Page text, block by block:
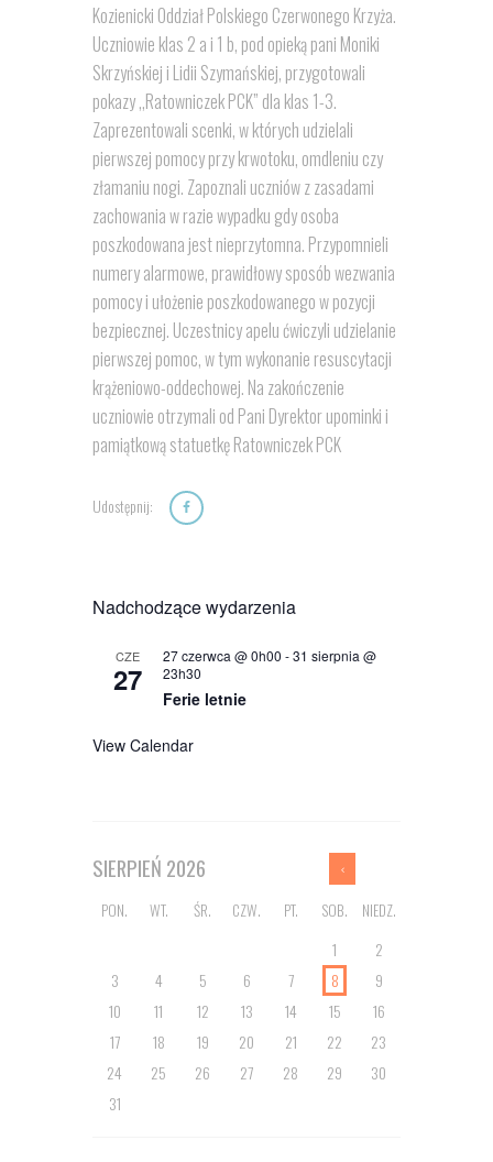
Kozienicki Oddział Polskiego Czerwonego Krzyża.
Uczniowie klas 2 a i 1 b, pod opieką pani Moniki
Skrzyńskiej i Lidii Szymańskiej, przygotowali
pokazy ,,Ratowniczek PCK” dla klas 1-3.
Zaprezentowali scenki, w których udzielali
pierwszej pomocy przy krwotoku, omdleniu czy
złamaniu nogi. Zapoznali uczniów z zasadami
zachowania w razie wypadku gdy osoba
poszkodowana jest nieprzytomna. Przypomnieli
numery alarmowe, prawidłowy sposób wezwania
pomocy i ułożenie poszkodowanego w pozycji
bezpiecznej. Uczestnicy apelu ćwiczyli udzielanie
pierwszej pomoc, w tym wykonanie resuscytacji
krążeniowo-oddechowej. Na zakończenie
uczniowie otrzymali od Pani Dyrektor upominki i
pamiątkową statuetkę Ratowniczek PCK
Udostępnij:
Nadchodzące wydarzenia
CZE
27
27 czerwca @ 0h00 -31 sierpnia @
23h30
Ferie letnie
View Calendar
SIERPIEŃ 2026
PON. WT. ŚR. CZW. PT. SOB. NIEDZ.
1
2
3
4 5 6 7 8
9
10
11 12 13 14 15
16
17
18 19 20 21 22
23
24
25 26 27 28 29
30
31